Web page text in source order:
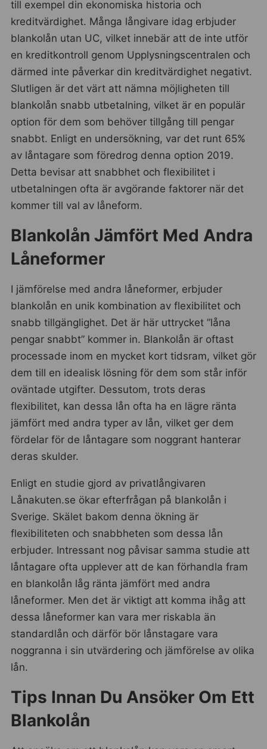
till exempel din ekonomiska historia och
kreditvärdighet. Många långivare idag erbjuder
blankolån utan UC, vilket innebär att de inte utför
en kreditkontroll genom Upplysningscentralen och
därmed inte påverkar din kreditvärdighet negativt.
Slutligen är det värt att nämna möjligheten till
blankolån snabb utbetalning, vilket är en populär
option för dem som behöver tillgång till pengar
snabbt. Enligt en undersökning, var det runt 65%
av låntagare som föredrog denna option 2019.
Detta bevisar att snabbhet och flexibilitet i
utbetalningen ofta är avgörande faktorer när det
kommer till val av låneform.
Blankolån Jämfört Med Andra
Låneformer
I jämförelse med andra låneformer, erbjuder
blankolån en unik kombination av flexibilitet och
snabb tillgänglighet. Det är här uttrycket ”låna
pengar snabbt” kommer in. Blankolån är oftast
processade inom en mycket kort tidsram, vilket gör
dem till en idealisk lösning för dem som står inför
oväntade utgifter. Dessutom, trots deras
flexibilitet, kan dessa lån ofta ha en lägre ränta
jämfört med andra typer av lån, vilket ger dem
fördelar för de låntagare som noggrant hanterar
deras skulder.
Enligt en studie gjord av privatlångivaren
Lånakuten.se ökar efterfrågan på blankolån i
Sverige. Skälet bakom denna ökning är
flexibiliteten och snabbheten som dessa lån
erbjuder. Intressant nog påvisar samma studie att
låntagare ofta upplever att de kan förhandla fram
en blankolån låg ränta jämfört med andra
låneformer. Men det är viktigt att komma ihåg att
dessa låneformer kan vara mer riskabla än
standardlån och därför bör lånstagare vara
noggranna i sin utvärdering och jämförelse av olika
lån.
Tips Innan Du Ansöker Om Ett
Blankolån